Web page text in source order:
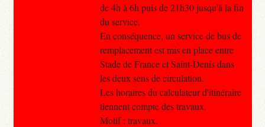
de 4h à 6h puis de 21h30 jusqu'à la fin
du service.
En conséquence, un service de bus de
remplacement est mis en place entre
Stade de France et Saint-Denis dans
les deux sens de circulation.
Les horaires du calculateur d'itinéraire
tiennent compte des travaux.
Motif : travaux.